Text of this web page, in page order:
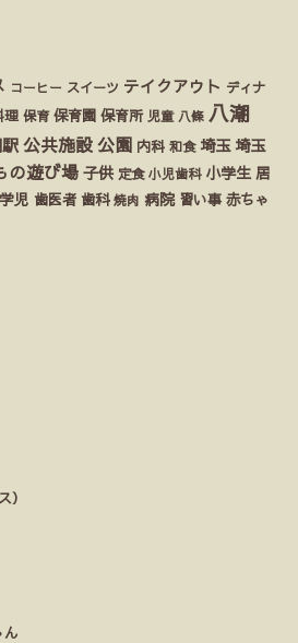
コーヒー スイーツ テイクアウト ディナ
理 保育 保育園 保育所 児童 八條 八潮
公共施設 公園 内科 和食 埼玉 埼玉
の遊び場 子供 定食 小児歯科 小学生 居
児 歯医者 歯科 焼肉 病院 習い事 赤ちゃ
）
ん